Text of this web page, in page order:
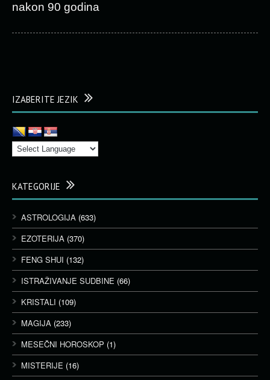
nakon 90 godina
IZABERITE JEZIK
KATEGORIJE
ASTROLOGIJA (633)
EZOTERIJA (370)
FENG SHUI (132)
ISTRAŽIVANJE SUDBINE (66)
KRISTALI (109)
MAGIJA (233)
MESEČNI HOROSKOP (1)
MISTERIJE (16)